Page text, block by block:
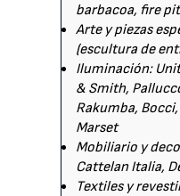
barbacoa, fire
Arte y piezas
(escultura de
Iluminación:
& Smith,
Rakumba,
Marset
Mobiliario y
Cattelan Italia,
Textiles y